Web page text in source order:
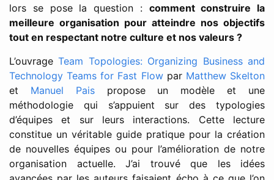
lors se pose la question : comment construire la
meilleure organisation pour atteindre nos objectifs
tout en respectant notre culture et nos valeurs ?
L’ouvrageTeam Topologies: Organizing Business and
Technology Teams for Fast Flowpar Matthew Skelton
et Manuel Paispropose un modèle et une
méthodologie qui s’appuient sur des typologies
d’équipes et sur leurs interactions. Cette lecture
constitue un véritable guide pratique pour la création
de nouvelles équipes ou pour l’amélioration de notre
organisation actuelle. J’ai trouvé que les idées